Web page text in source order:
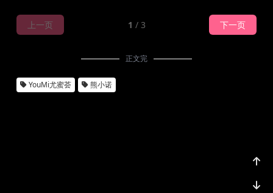
上一页 1 / 3 下一页
正文完
YouMi尤蜜荟 熊小诺